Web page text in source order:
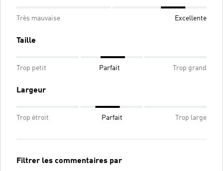
Très mauvaise Excellente
Taille
Trop petit Parfait Trop grand
Largeur
Trop étroit Parfait Trop large
Filtrer les commentaires par